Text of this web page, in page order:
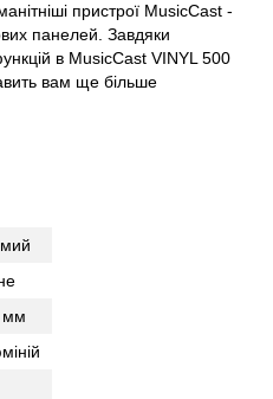
пристрої MusicCast -
панелей. Завдяки
в MusicCast VINYL 500
вам ще більше
мм